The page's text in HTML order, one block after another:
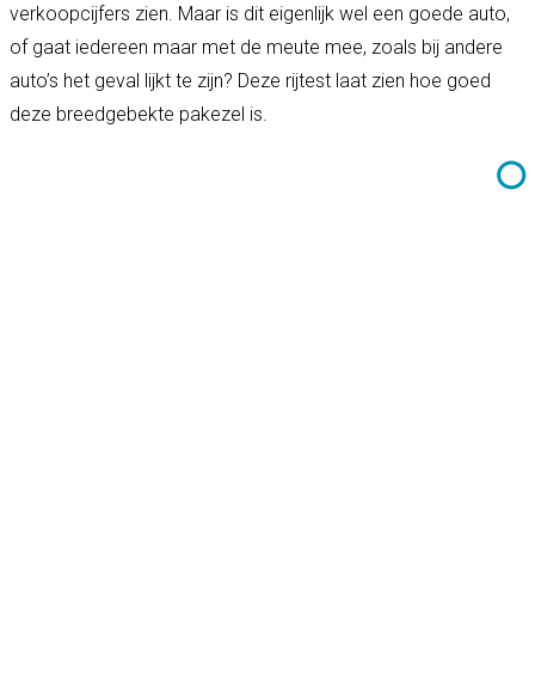
verkoopcijfers zien. Maar is dit eigenlijk wel een goede auto,
of gaat iedereen maar met de meute mee, zoals bij andere
auto’s het geval lijkt te zijn? Deze rijtest laat zien hoe goed
deze breedgebekte pakezel is.